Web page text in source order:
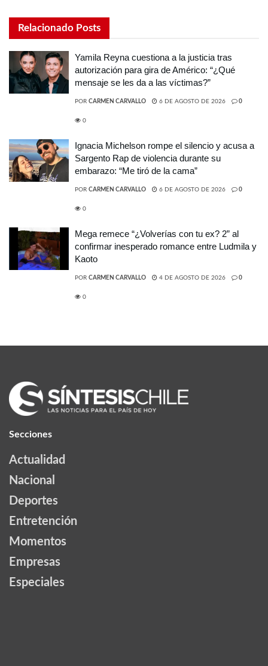
Relacionado Posts
Yamila Reyna cuestiona a la justicia tras
autorización para gira de Américo: “¿Qué
mensaje se les da a las víctimas?”
POR CARMEN CARVALLO 6 DE AGOSTO DE 2026 0
0
Ignacia Michelson rompe el silencio y acusa a
Sargento Rap de violencia durante su
embarazo: “Me tiró de la cama”
POR CARMEN CARVALLO 6 DE AGOSTO DE 2026 0
0
Mega remece “¿Volverías con tu ex? 2” al
confirmar inesperado romance entre Ludmila y
Kaoto
POR CARMEN CARVALLO 4 DE AGOSTO DE 2026 0
0
Secciones
Actualidad
Nacional
Deportes
Entretención
Momentos
Empresas
Especiales